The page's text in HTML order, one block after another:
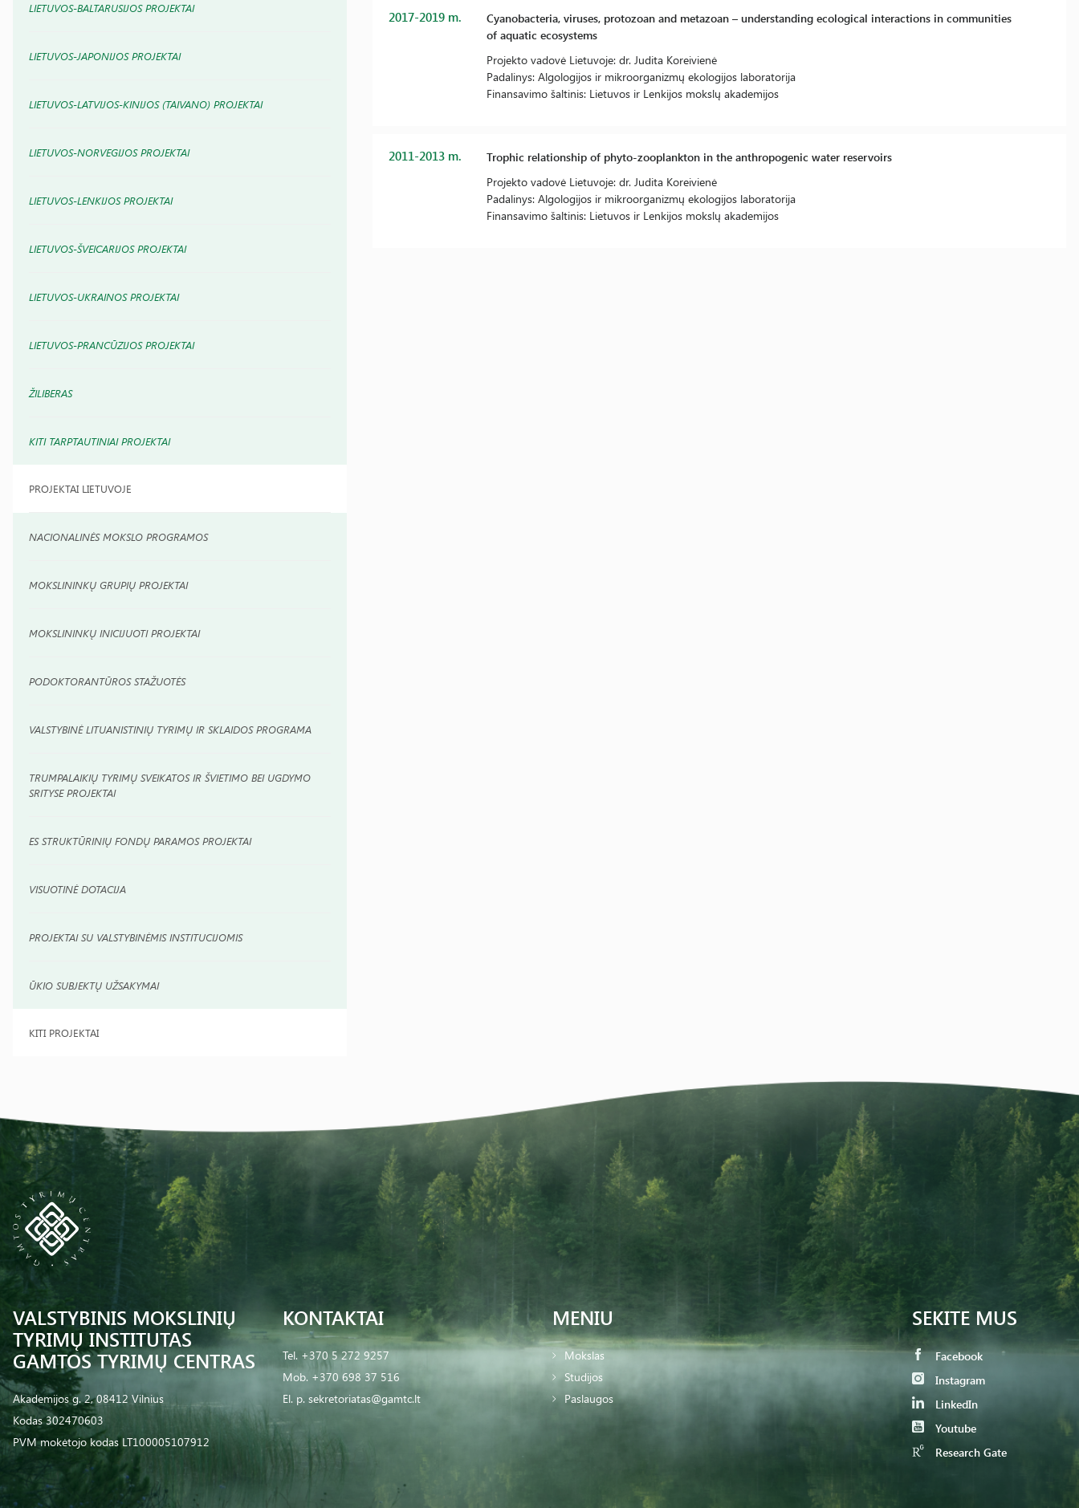
LIETUVOS-BALTARUSIJOS PROJEKTAI
LIETUVOS-JAPONIJOS PROJEKTAI
LIETUVOS-LATVIJOS-KINIJOS (TAIVANO) PROJEKTAI
LIETUVOS-NORVEGIJOS PROJEKTAI
LIETUVOS-LENKIJOS PROJEKTAI
LIETUVOS-ŠVEICARIJOS PROJEKTAI
LIETUVOS-UKRAINOS PROJEKTAI
LIETUVOS-PRANCŪZIJOS PROJEKTAI
ŽILIBERAS
KITI TARPTAUTINIAI PROJEKTAI
PROJEKTAI LIETUVOJE
NACIONALINĖS MOKSLO PROGRAMOS
MOKSLININKŲ GRUPIŲ PROJEKTAI
MOKSLININKŲ INICIJUOTI PROJEKTAI
PODOKTORANTŪROS STAŽUOTĖS
VALSTYBINĖ LITUANISTINIŲ TYRIMŲ IR SKLAIDOS PROGRAMA
TRUMPALAIKIŲ TYRIMŲ SVEIKATOS IR ŠVIETIMO BEI UGDYMO
SRITYSE PROJEKTAI
ES STRUKTŪRINIŲ FONDŲ PARAMOS PROJEKTAI
VISUOTINĖ DOTACIJA
PROJEKTAI SU VALSTYBINĖMIS INSTITUCIJOMIS
ŪKIO SUBJEKTŲ UŽSAKYMAI
KITI PROJEKTAI
2017-2019 m.
Cyanobacteria, viruses, protozoan and metazoan – understanding ecological interactions in communities
of aquatic ecosystems
Projekto vadovė Lietuvoje: dr. Judita Koreivienė
Padalinys: Algologijos ir mikroorganizmų ekologijos laboratorija
Finansavimo šaltinis: Lietuvos ir Lenkijos mokslų akademijos
2011-2013 m.
Trophic relationship of phyto-zooplankton in the anthropogenic water reservoirs
Projekto vadovė Lietuvoje: dr. Judita Koreivienė
Padalinys: Algologijos ir mikroorganizmų ekologijos laboratorija
Finansavimo šaltinis: Lietuvos ir Lenkijos mokslų akademijos
VALSTYBINIS MOKSLINIŲ
TYRIMŲ INSTITUTAS
GAMTOS TYRIMŲ CENTRAS
Akademijos g. 2, 08412 Vilnius
Kodas 302470603
PVM mokėtojo kodas LT100005107912
KONTAKTAI
Tel. +370 5 272 9257
Mob. +370 698 37 516
El. p. sekretoriatas@gamtc.lt
MENIU
Mokslas
Studijos
Paslaugos
SEKITE MUS
Facebook
Instagram
LinkedIn
Youtube
Research Gate